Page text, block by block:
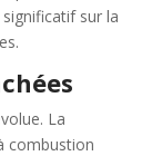
sur la
La
combustion